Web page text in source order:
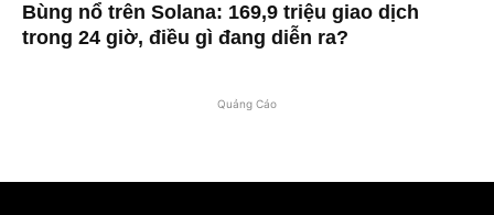
Bùng nổ trên Solana: 169,9 triệu giao dịch
trong 24 giờ, điều gì đang diễn ra?
Quảng Cáo